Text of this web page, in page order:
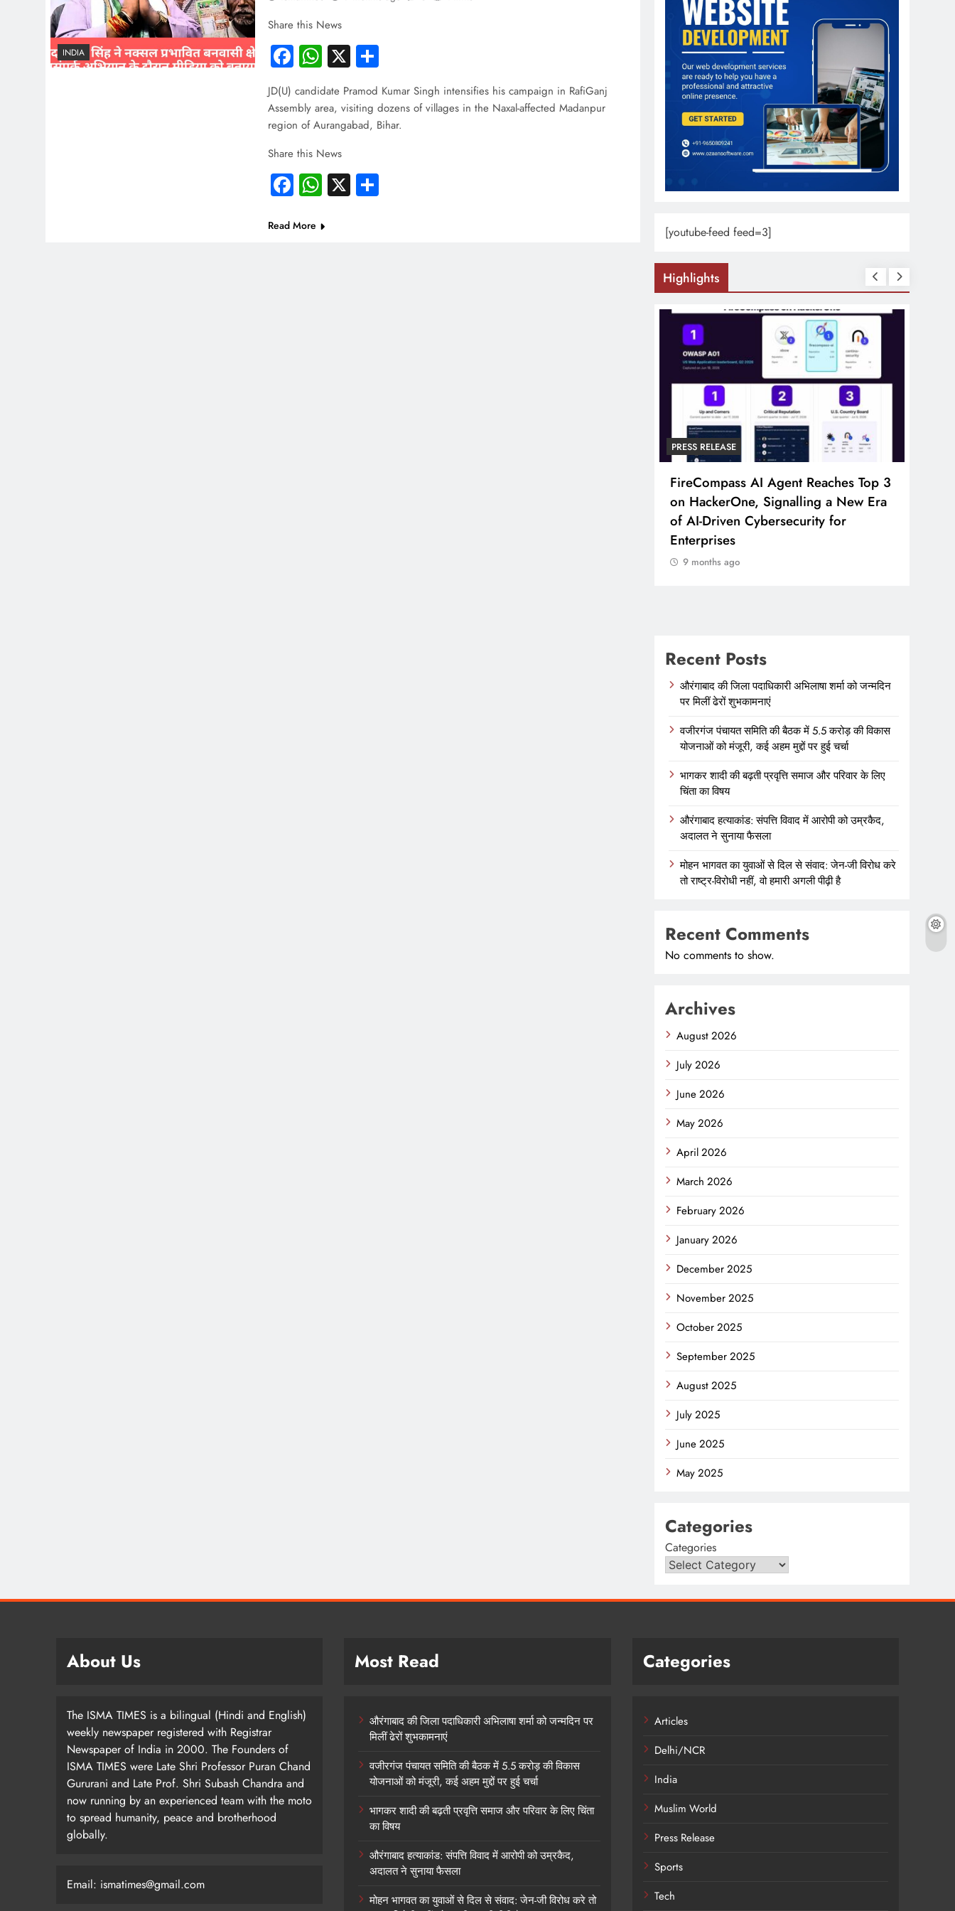
INDIA
Share this News
Facebook
WhatsApp
X
JD(U) candidate Pramod Kumar Singh intensifies his campaign in RafiGanj
Assembly area, visiting dozens of villages in the Naxal-affected Madanpur
region of Aurangabad, Bihar.
Share this News
Facebook
WhatsApp
X
Read More [youtube-feed feed=3]
Highlights
PRESS RELEASE
FireCompass AI Agent Reaches Top 3
on HackerOne, Signalling a New Era
of AI-Driven Cybersecurity for
Enterprises
9 months ago
Recent Posts
औरंगाबाद की जिला पदाधिकारी अभिलाषा शर्मा को जन्मदिन
पर मिलीं ढेरों शुभकामनाएं
वजीरगंज पंचायत समिति की बैठक में 5.5 करोड़ की विकास
योजनाओं को मंजूरी, कई अहम मुद्दों पर हुई चर्चा
भागकर शादी की बढ़ती प्रवृत्ति समाज और परिवार के लिए
चिंता का विषय
औरंगाबाद हत्याकांड: संपत्ति विवाद में आरोपी को उम्रकैद,
अदालत ने सुनाया फैसला
मोहन भागवत का युवाओं से दिल से संवाद: जेन-जी विरोध करे
तो राष्ट्र-विरोधी नहीं, वो हमारी अगली पीढ़ी है
Recent Comments
No comments to show.
Archives
August 2026
July 2026
June 2026
May 2026
April 2026
March 2026
February 2026
January 2026
December 2025
November 2025
October 2025
September 2025
August 2025
July 2025
June 2025
May 2025
Categories
Categories
About Us
The ISMA TIMES is a bilingual (Hindi and English)
weekly newspaper registered with Registrar
Newspaper of India in 2000. The Founders of
ISMA TIMES were Late Shri Professor Puran Chand
Gururani and Late Prof. Shri Subash Chandra and
now running by an experienced team with the moto
to spread humanity, peace and brotherhood
globally.
Email: ismatimes@gmail.com
Most Read
औरंगाबाद की जिला पदाधिकारी अभिलाषा शर्मा को जन्मदिन पर
मिलीं ढेरों शुभकामनाएं
वजीरगंज पंचायत समिति की बैठक में 5.5 करोड़ की विकास
योजनाओं को मंजूरी, कई अहम मुद्दों पर हुई चर्चा
भागकर शादी की बढ़ती प्रवृत्ति समाज और परिवार के लिए चिंता
का विषय
औरंगाबाद हत्याकांड: संपत्ति विवाद में आरोपी को उम्रकैद,
अदालत ने सुनाया फैसला
मोहन भागवत का युवाओं से दिल से संवाद: जेन-जी विरोध करे तो
Categories
Articles
Delhi/NCR
India
Muslim World
Press Release
Sports
Tech